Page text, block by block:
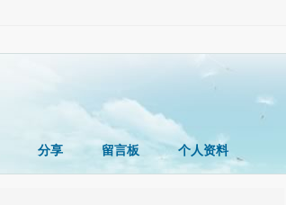
分享 留言板 个人资料